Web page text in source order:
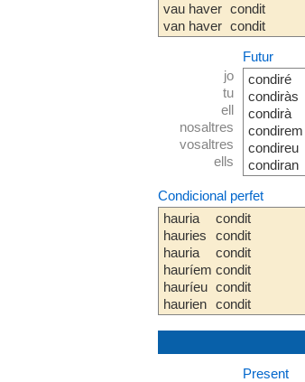
vau haver
van haver
condit
condit
jo
tu
ell
nosaltres
vosaltres
ells
Futur
condiré
condiràs
condirà
condirem
condireu
condiran
Condicional perfet
hauria
hauries
hauria
hauríem
hauríeu
haurien
condit
condit
condit
condit
condit
condit
Present